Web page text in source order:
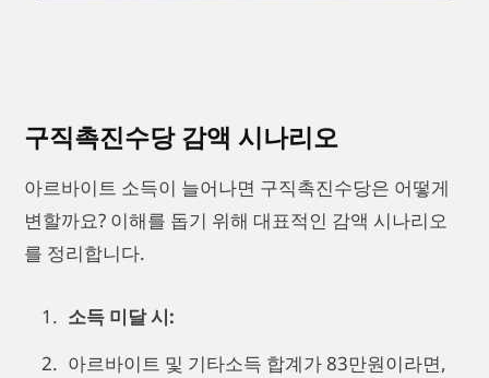
구직촉진수당 감액 시나리오
아르바이트 소득이 늘어나면 구직촉진수당은 어떻게
변할까요? 이해를 돕기 위해 대표적인 감액 시나리오
를 정리합니다.
소득 미달 시:
아르바이트 및 기타소득 합계가 83만원이라면,